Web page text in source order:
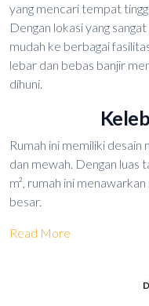
yang mencari tempat
Dengan lokasi yang
mudah ke berbagai
lebar dan bebas banjir
dihuni.
Rumah ini memiliki desain
dan mewah. Dengan luas
m², rumah ini
besar.
Read More